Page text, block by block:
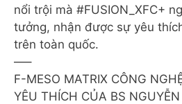
nổi trội mà #FUSION_XFC+
tưởng, nhận được sự yêu
trên toàn quốc.
—–
F-MESO MATRIX CÔNG
YÊU THÍCH CỦA BS